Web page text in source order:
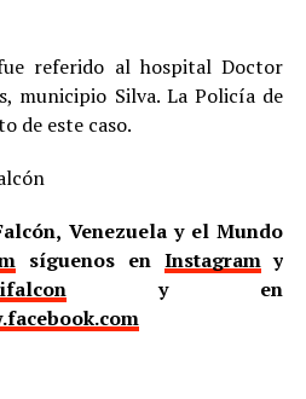
referido al hospital Doctor
municipio Silva. La Policía de
de este caso.
Venezuela y el Mundo
síguenos en Instagramy
y en